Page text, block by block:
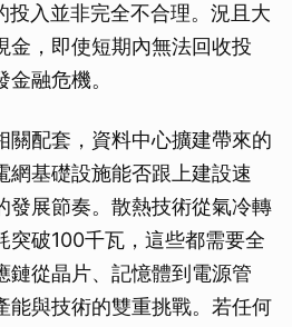
投入並非完全不合理。況且大
金，即使短期內無法回收投
融危機。
關配套，資料中心擴建帶來的
網基礎設施能否跟上建設速
發展節奏。散熱技術從氣冷轉
突破100千瓦，這些都需要全
鏈從晶片、記憶體到電源管
能與技術的雙重挑戰。若任何